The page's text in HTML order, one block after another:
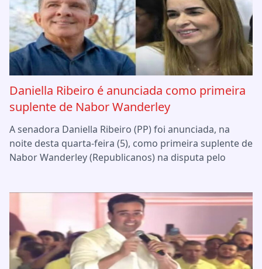
Daniella Ribeiro é anunciada como primeira
suplente de Nabor Wanderley
A senadora Daniella Ribeiro (PP) foi anunciada, na
noite desta quarta-feira (5), como primeira suplente de
Nabor Wanderley (Republicanos) na disputa pelo